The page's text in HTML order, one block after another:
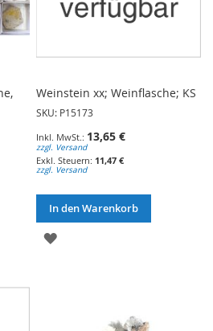
Weinstein xx; Weinflasche; KS
SKU: P15173
13,65 €
zzgl. Versand
11,47 €
zzgl. Versand
In den Warenkorb
ZUR